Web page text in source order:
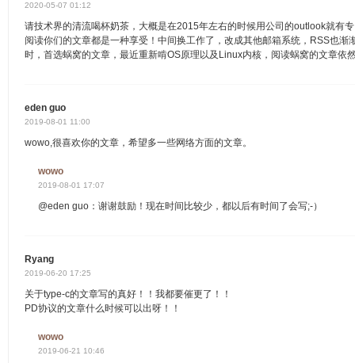
2020-05-07 01:12
请技术界的清流喝杯奶茶，大概是在2015年左右的时候用公司的outlook就有
阅读你们的文章都是一种享受！中间换工作了，改成其他邮箱系统，RSS也渐
时，首选蜗窝的文章，最近重新啃OS原理以及Linux内核，阅读蜗窝的文章依
eden guo
2019-08-01 11:00
wowo,很喜欢你的文章，希望多一些网络方面的文章。
wowo
2019-08-01 17:07
@eden guo：谢谢鼓励！现在时间比较少，都以后有时间了会写;-）
Ryang
2019-06-20 17:25
关于type-c的文章写的真好！！我都要催更了！！
PD协议的文章什么时候可以出呀！！
wowo
2019-06-21 10:46